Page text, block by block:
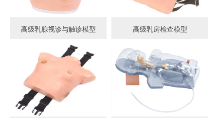
高级乳腺视诊与触诊模型 高级乳房检查模型